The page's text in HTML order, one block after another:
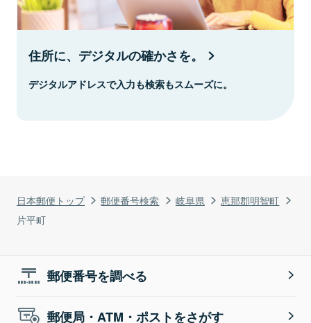
日本郵便トップ 郵便番号検索 岐阜県
恵那郡明智町
片平町
住所に、デジタルの確かさを。
デジタルアドレスで入力も検索もスムーズに。
郵便番号を調べる
郵便局・ATM・ポストをさがす